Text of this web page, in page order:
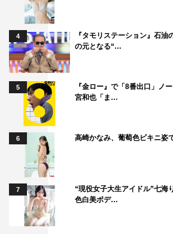
4
『タモリステーション』石
の元となる“…
5
『金ロー』で「8番出口」ノ
宮和也「ま…
6 高崎かなみ、葡萄色ビキニ姿
7
“現役女子大生アイドル”七海
色白美ボデ…